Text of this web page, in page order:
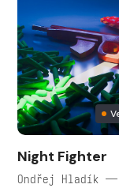
Night Fighter
Ondřej Hladík —